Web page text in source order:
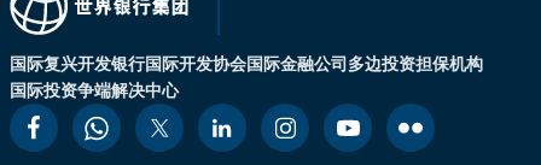
国际复兴开发银行国际开发协会国际金融公司多边投资担保机构
国际投资争端解决中心